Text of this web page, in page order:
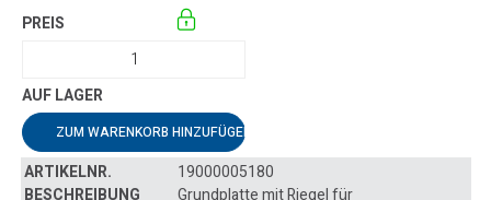
ZUM WARENKORB HINZUFÜGEN
19000005180
Grundplatte mit Riegel für